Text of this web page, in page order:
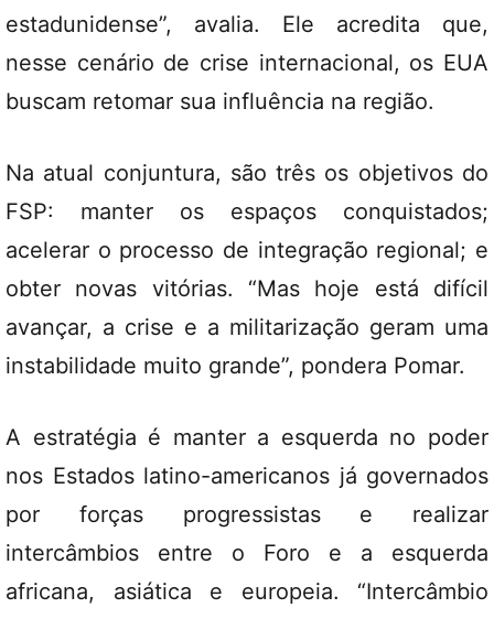
estadunidense”, avalia. Ele acredita que,
nesse cenário de crise internacional, os EUA
buscam retomar sua influência na região.
Na atual conjuntura, são três os objetivos do
FSP: manter os espaços conquistados;
acelerar o processo de integração regional; e
obter novas vitórias. “Mas hoje está difícil
avançar, a crise e a militarização geram uma
instabilidade muito grande”, pondera Pomar.
A estratégia é manter a esquerda no poder
nos Estados latino-americanos já governados
por forças progressistas e realizar
intercâmbios entre o Foro e a esquerda
africana, asiática e europeia. “Intercâmbio